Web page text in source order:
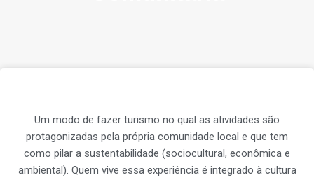
Um modo de fazer turismo no qual as atividades são
protagonizadas pela própria comunidade local e que tem
como pilar a sustentabilidade (sociocultural, econômica e
ambiental). Quem vive essa experiência é integrado à cultura